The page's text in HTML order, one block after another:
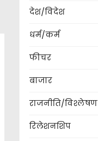
देश/विदेश
धर्म/कर्म
फीचर
बाजार
राजनीति/विश्लेषण
रिलेशनशिप